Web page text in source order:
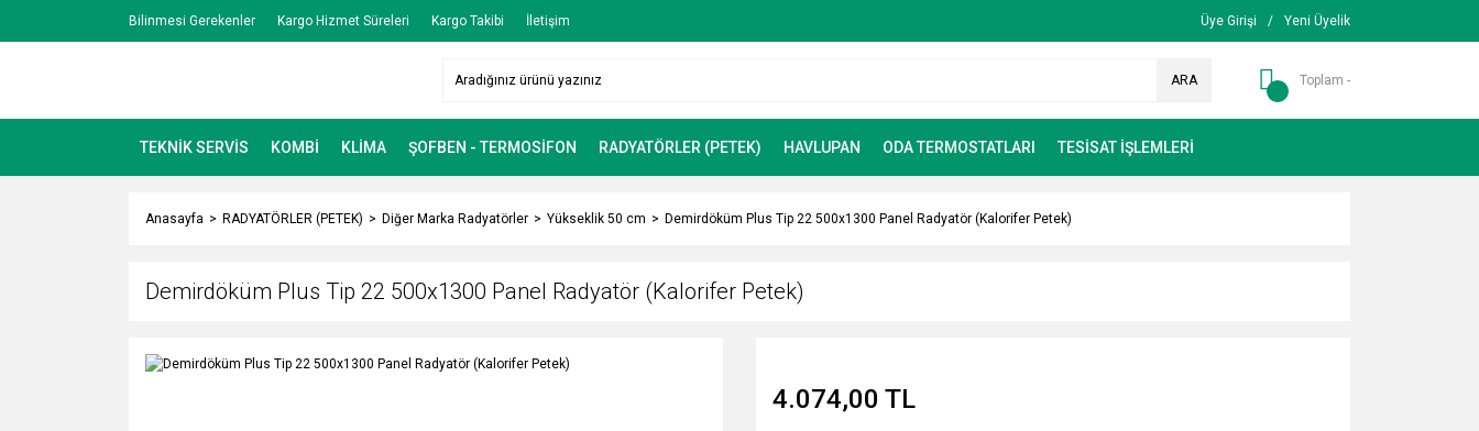
Bilinmesi Gerekenler Kargo Hizmet Süreleri Kargo Takibi İletişim Üye Girişi / Yeni Üyelik
ARA Toplam -
TEKNİK SERVİS KOMBİ KLİMA ŞOFBEN - TERMOSİFON RADYATÖRLER (PETEK) HAVLUPAN ODA TERMOSTATLARI TESİSAT İŞLEMLERİ
Anasayfa RADYATÖRLER (PETEK) Diğer Marka Radyatörler Yükseklik 50 cm Demirdöküm Plus Tip 22 500x1300 Panel Radyatör (Kalorifer Petek)
Demirdöküm Plus Tip 22 500x1300 Panel Radyatör (Kalorifer Petek)
4.074,00 TL